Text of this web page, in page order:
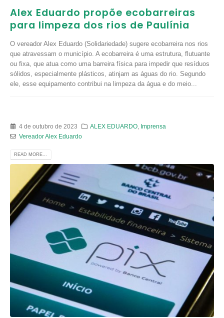
Alex Eduardo propõe ecobarreiras
para limpeza dos rios de Paulínia
O vereador Alex Eduardo (Solidariedade) sugere ecobarreira nos rios
que atravessam o município. A ecobarreira é uma estrutura, flutuante
ou fixa, que atua como uma barreira física para impedir que resíduos
sólidos, especialmente plásticos, atinjam as águas do rio. Segundo
ele, esse equipamento contribui na limpeza da água e do meio...
4 de outubro de 2023 ALEX EDUARDO
Imprensa
Vereador Alex Eduardo
READ MORE...